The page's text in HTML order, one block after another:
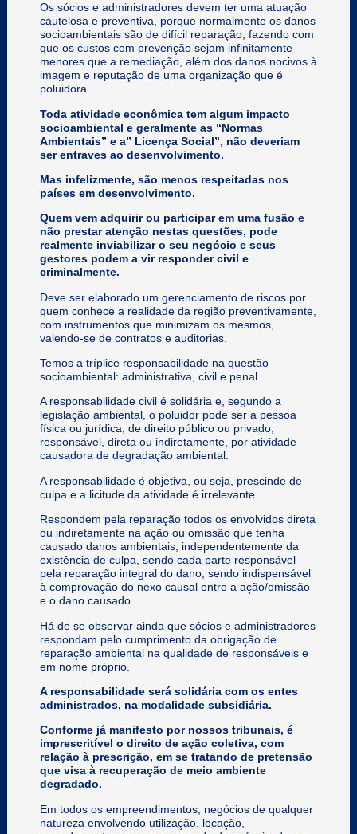
Os sócios e administradores devem ter uma atuação
cautelosa e preventiva, porque normalmente os danos
socioambientais são de difícil reparação, fazendo com
que os custos com prevenção sejam infinitamente
menores que a remediação, além dos danos nocivos à
imagem e reputação de uma organização que é
poluidora.
Toda atividade econômica tem algum impacto
socioambiental e geralmente as “Normas
Ambientais” e a” Licença Social”, não deveriam
ser entraves ao desenvolvimento.
Mas infelizmente, são menos respeitadas nos
países em desenvolvimento.
Quem vem adquirir ou participar em uma fusão e
não prestar atenção nestas questões, pode
realmente inviabilizar o seu negócio e seus
gestores podem a vir responder civil e
criminalmente.
Deve ser elaborado um gerenciamento de riscos por
quem conhece a realidade da região preventivamente,
com instrumentos que minimizam os mesmos,
valendo-se de contratos e auditorias.
Temos a tríplice responsabilidade na questão
socioambiental: administrativa, civil e penal.
A responsabilidade civil é solidária e, segundo a
legislação ambiental, o poluidor pode ser a pessoa
física ou jurídica, de direito público ou privado,
responsável, direta ou indiretamente, por atividade
causadora de degradação ambiental.
A responsabilidade é objetiva, ou seja, prescinde de
culpa e a licitude da atividade é irrelevante.
Respondem pela reparação todos os envolvidos direta
ou indiretamente na ação ou omissão que tenha
causado danos ambientais, independentemente da
existência de culpa, sendo cada parte responsável
pela reparação integral do dano, sendo indispensável
à comprovação do nexo causal entre a ação/omissão
e o dano causado.
Há de se observar ainda que sócios e administradores
respondam pelo cumprimento da obrigação de
reparação ambiental na qualidade de responsáveis e
em nome próprio.
A responsabilidade será solidária com os entes
administrados, na modalidade subsidiária.
Conforme já manifesto por nossos tribunais, é
imprescritível o direito de ação coletiva, com
relação à prescrição, em se tratando de pretensão
que visa à recuperação de meio ambiente
degradado.
Em todos os empreendimentos, negócios de qualquer
natureza envolvendo utilização, locação,